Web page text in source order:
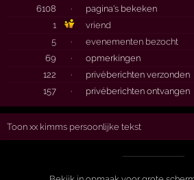
6108 ·
pagina's bekeken
1
vriend
5
·
evenementen bezocht
69
·
opmerkingen
122
·
privéberichten verzonden
157
· privéberichten ontvangen
Toon xx kimms persoonlijke tekst